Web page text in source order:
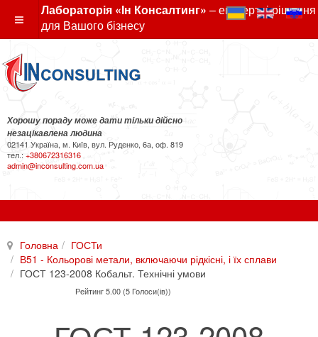
Лабораторія «Ін Консалтинг» – експертні рішення
для Вашого бізнесу
Хорошу пораду може дати тільки дійсно
незацікавлена людина
02141 Україна, м. Київ, вул. Руденко, 6а, оф. 819
тел.: +380672316316
admin@inconsulting.com.ua
Головна
ГОСТи
В51 - Кольорові метали, включаючи рідкісні, і їх сплави
ГОСТ 123-2008 Кобальт. Технічні умови
Рейтинг 5.00 (5 Голоси(ів))